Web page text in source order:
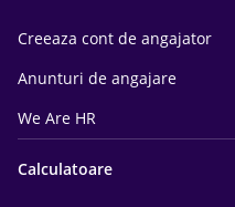
Creeaza cont de angajator
Anunturi de angajare
We Are HR
Calculatoare